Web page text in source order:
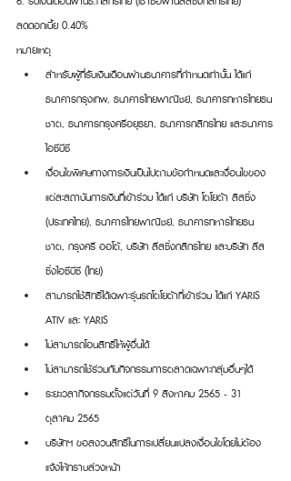
ลดดอกเบี้ย 0.40%
หมายเหตุ
สำหรับผู้ที่รับเงินเดือนผ่านธนาคารที่กำหนดเท่านั้น ได้แก่
ธนาคารกรุงเทพ, ธนาคารไทยพาณิชย์, ธนาคารทหารไทยธน
ชาต, ธนาคารกรุงศรีอยุธยา, ธนาคารกสิกรไทย และธนาคาร
ไอซีบีซี
เงื่อนไขพิเศษทางการเงินเป็นไปตามข้อกำหนดและเงื่อนไขของ
แต่ละสถาบันการเงินที่เข้าร่วม ได้แก่ บริษัท โตโยต้า ลิสซิ่ง
(ประเทศไทย), ธนาคารไทยพาณิชย์, ธนาคารทหารไทยธน
ชาต, กรุงศรี ออโต้, บริษัท ลีสซิ่งกสิกรไทย และบริษัท ลีส
ซิ่งไอซีบีซี (ไทย)
สามารถใช้สิทธิ์ได้เฉพาะรุ่นรถโตโยต้าที่เข้าร่วม ได้แก่ YARIS
ATIV และ YARIS
ไม่สามารถโอนสิทธิ์ให้ผู้อื่นได้
ไม่สามารถใช้ร่วมกับกิจกรรมการตลาดเฉพาะกลุ่มอื่นๆได้
ระยะเวลากิจกรรมตั้งแต่วันที่ 9 สิงหาคม 2565 - 31
ตุลาคม 2565
บริษัทฯ ขอสงวนสิทธิ์ในการเปลี่ยนแปลงเงื่อนไขโดยไม่ต้อง
แจ้งให้ทราบล่วงหน้า